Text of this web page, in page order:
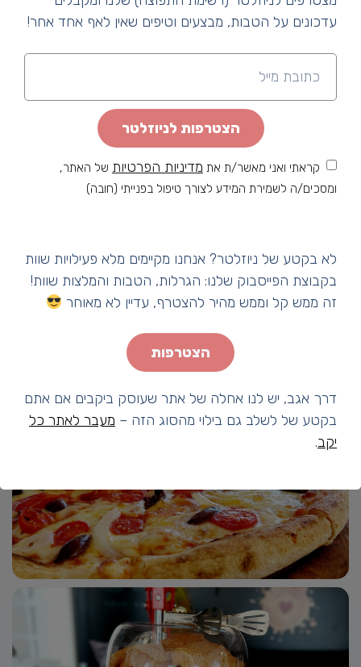
עדכונים על הטבות, מבצעים וטיפים שאין לאף אחד אחר!
הצטרפות לניוזלטר
קראתי ואני מאשר/ת את מדיניות הפרטיות של האתר,
ומסכים/ה לשמירת המידע לצורך טיפול בפנייתי (חובה)
לא בקטע של ניוזלטר? אנחנו מקיימים מלא פעילויות שוות
בקבוצת הפייסבוק שלנו: הגרלות, הטבות והמלצות שוות!
זה ממש קל וממש מהיר להצטרף, עדיין לא מאוחר
הצטרפות
דרך אגב, יש לנו אחלה של אתר שעוסק ביקבים אם אתם
בקטע של לשלב גם בילוי מהסוג הזה – מעבר לאתר כל
יקב.